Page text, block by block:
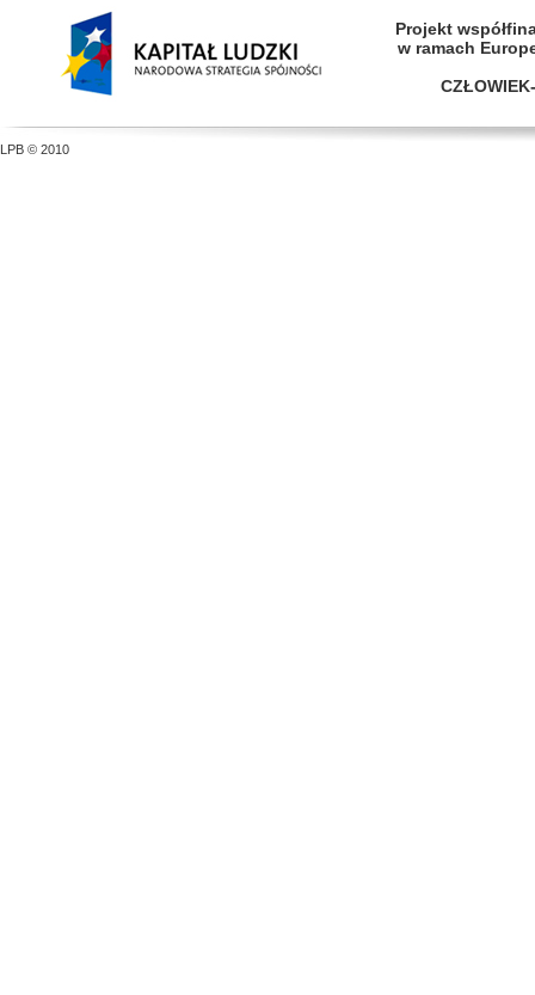
Projekt
w ramach
LPB © 2010